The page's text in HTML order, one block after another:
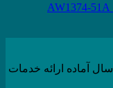
گالری ساعت گوهرچی با سابقه بیش از 40 سال آماده ارائه خدمات